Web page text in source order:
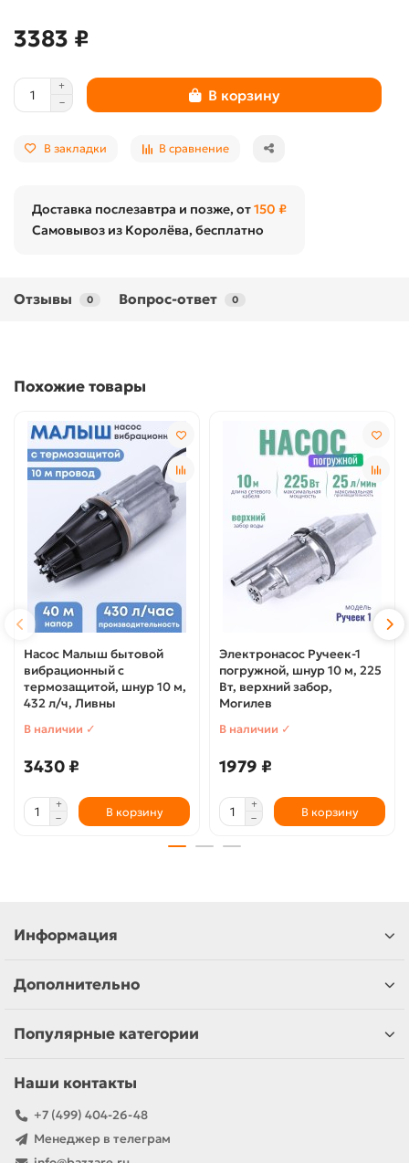
3383 ₽
В корзину
В закладки В сравнение
Доставка послезавтра и позже, от150 ₽
Самовывоз из Королёва, бесплатно
Отзывы 0 Вопрос-ответ 0
Похожие товары
Насос Малыш бытовой
вибрационный с
термозащитой, шнур 10 м,
432 л/ч, Ливны
В наличии ✓
3430 ₽
В корзину
Электронасос Ручеек-1
погружной, шнур 10 м, 225
Вт, верхний забор,
Могилев
В наличии ✓
1979 ₽
В корзину
Информация
Дополнительно
Популярные категории
Наши контакты
+7 (499) 404-26-48
Менеджер в телеграм